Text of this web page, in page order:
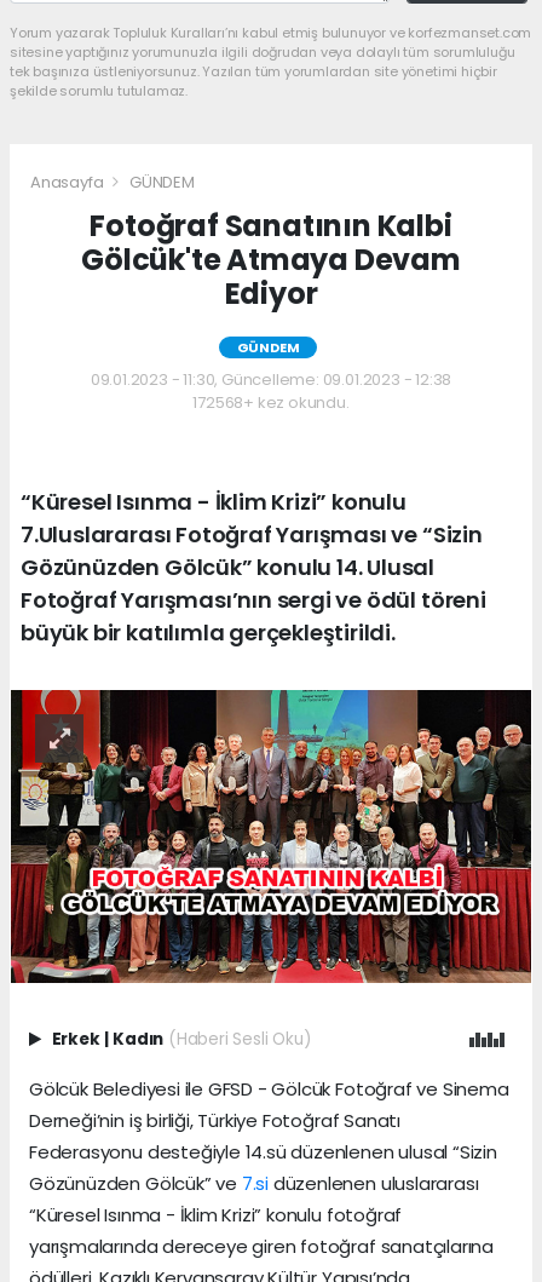
Yorum yazarak Topluluk Kuralları’nı kabul etmiş bulunuyor ve korfezmanset.com
sitesine yaptığınız yorumunuzla ilgili doğrudan veya dolaylı tüm sorumluluğu
tek başınıza üstleniyorsunuz. Yazılan tüm yorumlardan site yönetimi hiçbir
şekilde sorumlu tutulamaz.
Anasayfa GÜNDEM
Fotoğraf Sanatının Kalbi
Gölcük'te Atmaya Devam
Ediyor
GÜNDEM
09.01.2023 - 11:30, Güncelleme: 09.01.2023 - 12:38
172568+ kez okundu.
“Küresel Isınma - İklim Krizi” konulu
7.Uluslararası Fotoğraf Yarışması ve “Sizin
Gözünüzden Gölcük” konulu 14. Ulusal
Fotoğraf Yarışması’nın sergi ve ödül töreni
büyük bir katılımla gerçekleştirildi.
Erkek | Kadın (Haberi Sesli Oku)
Gölcük Belediyesi ile GFSD - Gölcük Fotoğraf ve Sinema
Derneği’nin iş birliği, Türkiye Fotoğraf Sanatı
Federasyonu desteğiyle 14.sü düzenlenen ulusal “Sizin
Gözünüzden Gölcük” ve 7.sidüzenlenen uluslararası
“Küresel Isınma - İklim Krizi” konulu fotoğraf
yarışmalarında dereceye giren fotoğraf sanatçılarına